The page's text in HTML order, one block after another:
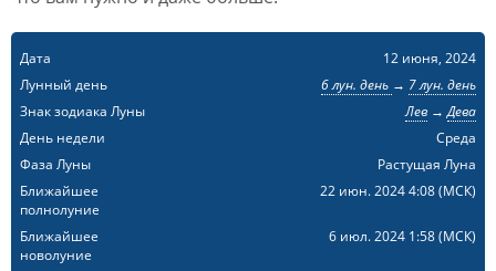
Дата
12 июня, 2024
Лунный день
6 лун. день → 7 лун. день
Знак зодиака Луны
Лев→Дева
День недели
Среда
Фаза Луны
Растущая Луна
Ближайшее
полнолуние
22 июн. 2024 4:08(МСК)
Ближайшее
новолуние
6 июл. 2024 1:58(МСК)